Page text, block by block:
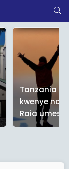
Tanzania
kwenye
Raia